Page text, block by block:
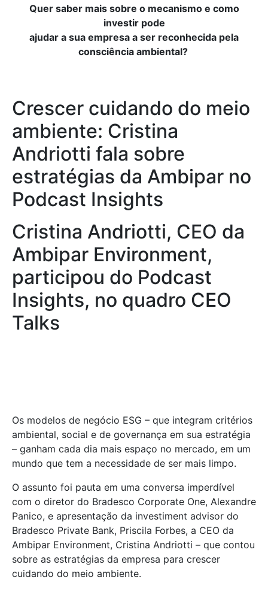
Quer saber mais sobre o mecanismo e como
investir pode
ajudar a sua empresa a ser reconhecida pela
consciência ambiental?
Crescer cuidando do meio
ambiente: Cristina
Andriotti fala sobre
estratégias da Ambipar no
Podcast Insights
Cristina Andriotti, CEO da
Ambipar Environment,
participou do Podcast
Insights, no quadro CEO
Talks
Os modelos de negócio ESG – que integram critérios
ambiental, social e de governança em sua estratégia
– ganham cada dia mais espaço no mercado, em um
mundo que tem a necessidade de ser mais limpo.
O assunto foi pauta em uma conversa imperdível
com o diretor do Bradesco Corporate One, Alexandre
Panico, e apresentação da investiment advisor do
Bradesco Private Bank, Priscila Forbes, a CEO da
Ambipar Environment, Cristina Andriotti – que contou
sobre as estratégias da empresa para crescer
cuidando do meio ambiente.